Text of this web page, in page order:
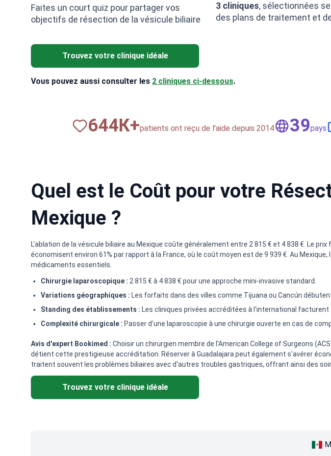
Faites un court quiz pour partager vos
objectifs de résection de la vésicule biliaire
3 cliniques, sélectionnées
des plans de traitement et
Trouvez votre clinique idéale
Vous pouvez aussi consulter les 2 cliniques ci-dessous.
820К+patients ont reçu de l'aide depuis 2014 50pays
Quel est le Coût pour votre
Mexique ?
L'ablation de la vésicule biliaire au Mexique coûte généralement entre 2 815 € et 4 838 €. Le
économisent environ 61% par rapport à la France, où le coût moyen est de 9 939 €. Au
médicaments essentiels.
Chirurgie laparoscopique : 2 815 € à 4 838 € pour une approche mini-invasive standard.
Variations géographiques : Les forfaits dans des villes comme Tijuana ou Cancún
Standing des établissements : Les cliniques privées accréditées à l'international
Complexité chirurgicale : Passer d'une laparoscopie à une chirurgie ouverte en cas de
Avis d'expert Bookimed : Choisir un chirurgien membre de l'American College of Surgeons
détient cette prestigieuse accréditation. Réserver à Guadalajara peut également s'avérer
traitent souvent les problèmes biliaires avec d'autres troubles gastriques, offrant ainsi des
Trouvez votre clinique idéale